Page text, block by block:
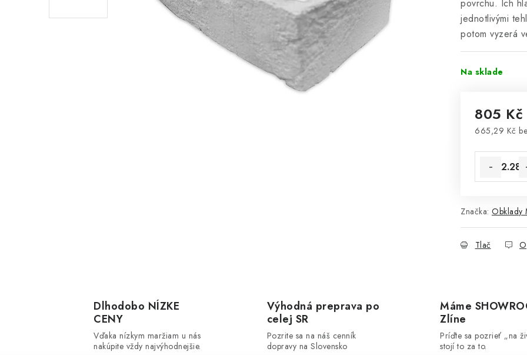
povrchu. Ich
jednotlivými
potom vyzerá
Na sklade
805 Kč
665,29 Kč
Značka: Obklady
Tlač
Dlhodobo NÍZKE
CENY
Vďaka nízkym maržiam u nás
nakúpite vždy najvýhodnejšie.
Výhodná preprava po
celej SR
Pozrite sa na náš cenník
dopravy na Slovensko
Máme
Zlíne
Príďte sa pozrieť „na
stojí to za to.